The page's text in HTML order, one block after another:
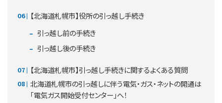
【北海道札幌市】役所の引っ越し手続き
引っ越し前の手続き
引っ越し後の手続き
【北海道札幌市】引っ越し手続きに関するよくある質問
北海道札幌市の引っ越しに伴う電気・ガス・ネットの開通は
「電気ガス開始受付センター」へ！